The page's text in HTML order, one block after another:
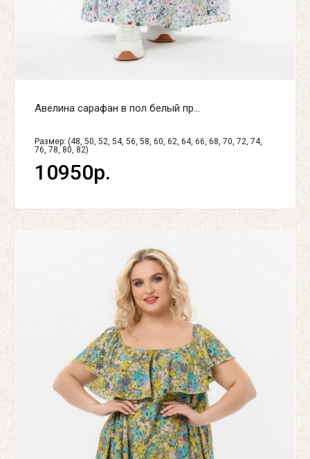
Авелина сарафан в пол белый пр...
Размер: (48, 50, 52, 54, 56, 58, 60, 62, 64, 66, 68, 70, 72, 74,
76, 78, 80, 82)
10950р.